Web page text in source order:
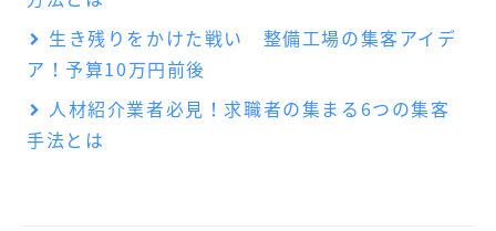
生き残りをかけた戦い 整備工場の集客アイデ
ア！予算10万円前後
人材紹介業者必見！求職者の集まる6つの集客
手法とは